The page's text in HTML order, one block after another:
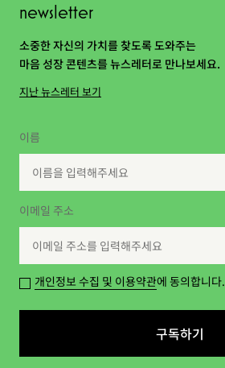
newsletter
소중한 자신의 가치를 찾도록 도와주는
마음 성장 콘텐츠를 뉴스레터로 만나보세요.
지난 뉴스레터 보기
이름
이메일 주소
개인정보 수집 및 이용약관에 동의합니다.
구독하기